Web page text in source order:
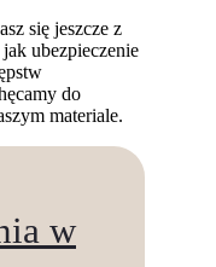
się jeszcze z
ubezpieczenie
do
materiale.
w